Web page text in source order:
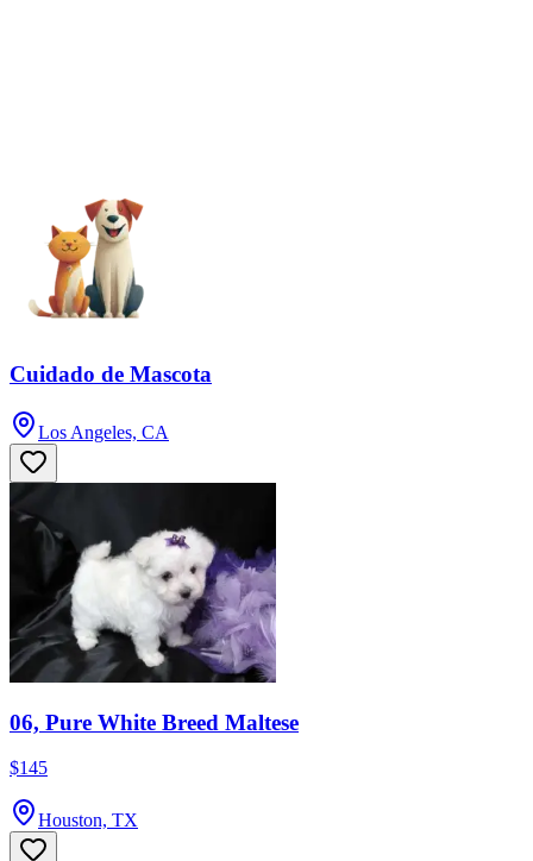
Cuidado de Mascota
Los Angeles, CA
06, Pure White Breed Maltese
$145
Houston, TX